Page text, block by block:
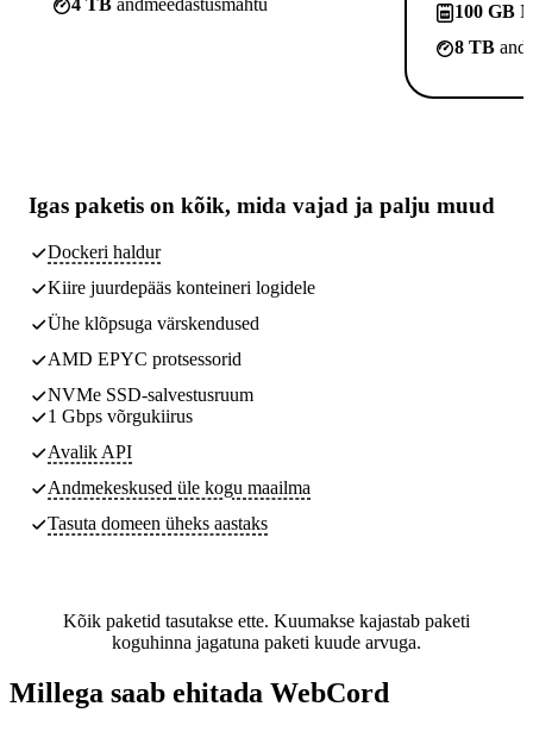
4 TB andmeedastusmahtu
100 GB
8 TB
Igas paketis on kõik, mida vajad ja palju muud
Dockeri haldur
Kiire juurdepääs konteineri logidele
Ühe klõpsuga värskendused
AMD EPYC protsessorid
NVMe SSD-salvestusruum
1 Gbps võrgukiirus
Avalik API
Andmekeskused üle kogu maailma
Tasuta domeen üheks aastaks
Kõik paketid tasutakse ette. Kuumakse kajastab paketi
koguhinna jagatuna paketi kuude arvuga.
Millega saab ehitada WebCord